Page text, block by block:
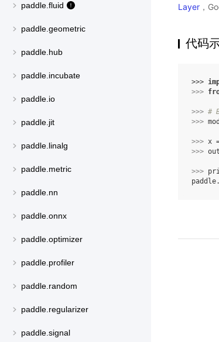
paddle.fluid
paddle.geometric
paddle.hub
paddle.incubate
paddle.io
paddle.jit
paddle.linalg
paddle.metric
paddle.nn
paddle.onnx
paddle.optimizer
paddle.profiler
paddle.random
paddle.regularizer
paddle.signal
Layer ，
代码
>>>
>>>
>>> #
>>>
>>> x
>>> out
>>>